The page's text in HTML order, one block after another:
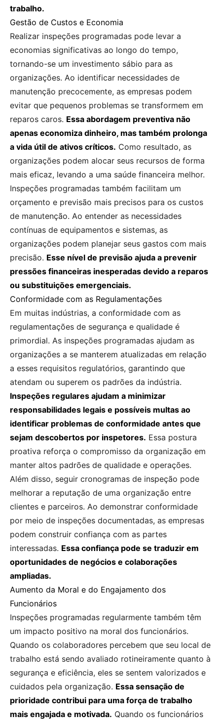
trabalho.
Gestão de Custos e Economia
Realizar inspeções programadas pode levar a
economias significativas ao longo do tempo,
tornando-se um investimento sábio para as
organizações. Ao identificar necessidades de
manutenção precocemente, as empresas podem
evitar que pequenos problemas se transformem em
reparos caros. Essa abordagem preventiva não
apenas economiza dinheiro, mas também prolonga
a vida útil de ativos críticos. Como resultado, as
organizações podem alocar seus recursos de forma
mais eficaz, levando a uma saúde financeira melhor.
Inspeções programadas também facilitam um
orçamento e previsão mais precisos para os custos
de manutenção. Ao entender as necessidades
contínuas de equipamentos e sistemas, as
organizações podem planejar seus gastos com mais
precisão. Esse nível de previsão ajuda a prevenir
pressões financeiras inesperadas devido a reparos
ou substituições emergenciais.
Conformidade com as Regulamentações
Em muitas indústrias, a conformidade com as
regulamentações de segurança e qualidade é
primordial. As inspeções programadas ajudam as
organizações a se manterem atualizadas em relação
a esses requisitos regulatórios, garantindo que
atendam ou superem os padrões da indústria.
Inspeções regulares ajudam a minimizar
responsabilidades legais e possíveis multas ao
identificar problemas de conformidade antes que
sejam descobertos por inspetores. Essa postura
proativa reforça o compromisso da organização em
manter altos padrões de qualidade e operações.
Além disso, seguir cronogramas de inspeção pode
melhorar a reputação de uma organização entre
clientes e parceiros. Ao demonstrar conformidade
por meio de inspeções documentadas, as empresas
podem construir confiança com as partes
interessadas. Essa confiança pode se traduzir em
oportunidades de negócios e colaborações
ampliadas.
Aumento da Moral e do Engajamento dos
Funcionários
Inspeções programadas regularmente também têm
um impacto positivo na moral dos funcionários.
Quando os colaboradores percebem que seu local de
trabalho está sendo avaliado rotineiramente quanto à
segurança e eficiência, eles se sentem valorizados e
cuidados pela organização. Essa sensação de
prioridade contribui para uma força de trabalho
mais engajada e motivada. Quando os funcionários